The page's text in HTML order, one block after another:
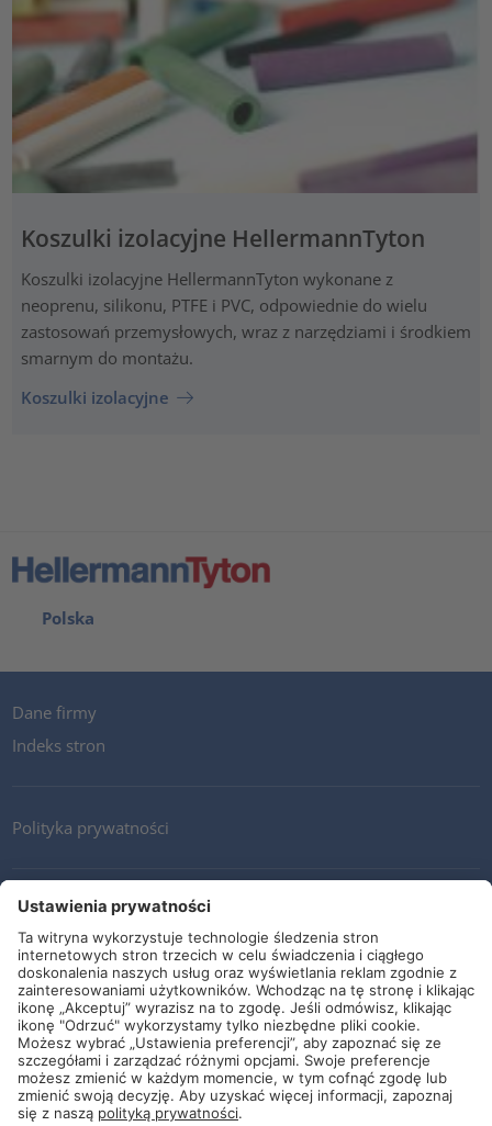
Koszulki izolacyjne HellermannTyton
Koszulki izolacyjne HellermannTyton wykonane z
neoprenu, silikonu, PTFE i PVC, odpowiednie do wielu
zastosowań przemysłowych, wraz z narzędziami i środkiem
smarnym do montażu.
Koszulki izolacyjne
Polska
Dane firmy
Indeks stron
Polityka prywatności
Kontakt
Newsletter
Ogólne warunki i dostawy
Wytyczne i zobowiązania